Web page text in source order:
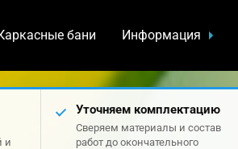
Каркасные бани Информация
и
Уточняем комплектацию
Сверяем материалы и состав
работ до окончательного